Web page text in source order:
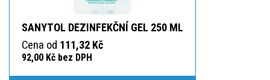
SANYTOL DEZINFEKČNÍ GEL 250 ML
Cena od 111,32 Kč
92,00 Kč bez DPH